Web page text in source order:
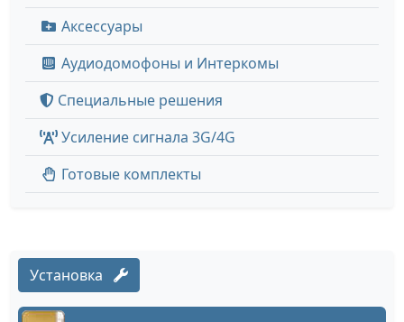
Аксессуары
Аудиодомофоны и Интеркомы
Специальные решения
Усиление сигнала 3G/4G
Готовые комплекты
Установка